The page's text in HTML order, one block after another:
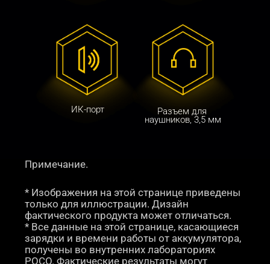
ИК-порт Разъем для
наушников, 3,5 мм
Примечание.
* Изображения на этой странице приведены
только для иллюстрации. Дизайн
фактического продукта может отличаться.
* Все данные на этой странице, касающиеся
зарядки и времени работы от аккумулятора,
получены во внутренних лабораториях
POCO. Фактические результаты могут